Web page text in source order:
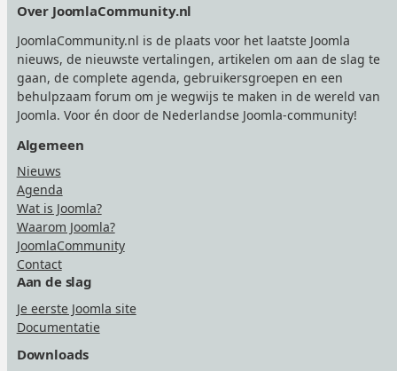
Over JoomlaCommunity.nl
JoomlaCommunity.nl is de plaats voor het laatste Joomla
nieuws, de nieuwste vertalingen, artikelen om aan de slag te
gaan, de complete agenda, gebruikersgroepen en een
behulpzaam forum om je wegwijs te maken in de wereld van
Joomla. Voor én door de Nederlandse Joomla-community!
Algemeen
Nieuws
Agenda
Wat is Joomla?
Waarom Joomla?
JoomlaCommunity
Contact
Aan de slag
Je eerste Joomla site
Documentatie
Downloads